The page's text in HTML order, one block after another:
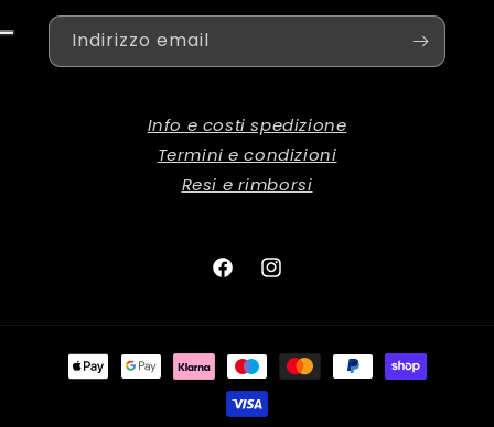
Indirizzo email
Info e costi spedizione
Termini e condizioni
Resi e rimborsi
FacebookInstagram
Metodi